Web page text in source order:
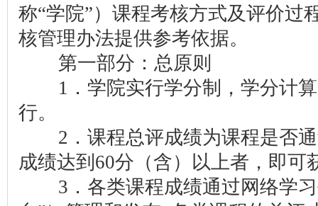
称“学院”）课程考核方式及评价过
核管理办法提供参考依据。
第一部分：总原则
1．学院实行学分制，学分计算
行。
2．课程总评成绩为课程是否通
成绩达到60分（含）以上者，即可
3．各类课程成绩通过网络学习